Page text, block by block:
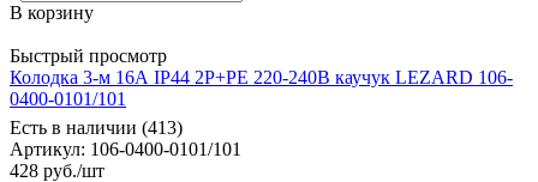
В корзину
Быстрый просмотр
Колодка 3-м 16А IP44 2P+PE 220-240В каучук LEZARD 106-
0400-0101/101
Есть в наличии (413)
Артикул: 106-0400-0101/101
428 руб./шт